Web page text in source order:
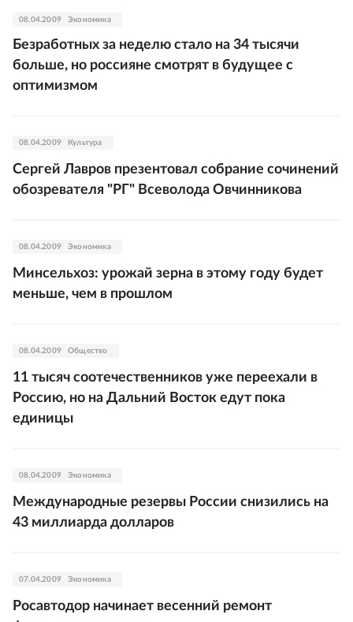
08.04.2009 Экономика
Безработных за неделю стало на 34 тысячи
больше, но россияне смотрят в будущее с
оптимизмом
08.04.2009 Культура
Сергей Лавров презентовал собрание сочинений
обозревателя "РГ" Всеволода Овчинникова
08.04.2009 Экономика
Минсельхоз: урожай зерна в этому году будет
меньше, чем в прошлом
08.04.2009 Общество
11 тысяч соотечественников уже переехали в
Россию, но на Дальний Восток едут пока
единицы
08.04.2009 Экономика
Международные резервы России снизились на
43 миллиарда долларов
07.04.2009 Экономика
Росавтодор начинает весенний ремонт